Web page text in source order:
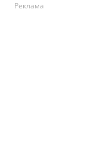
Реклама